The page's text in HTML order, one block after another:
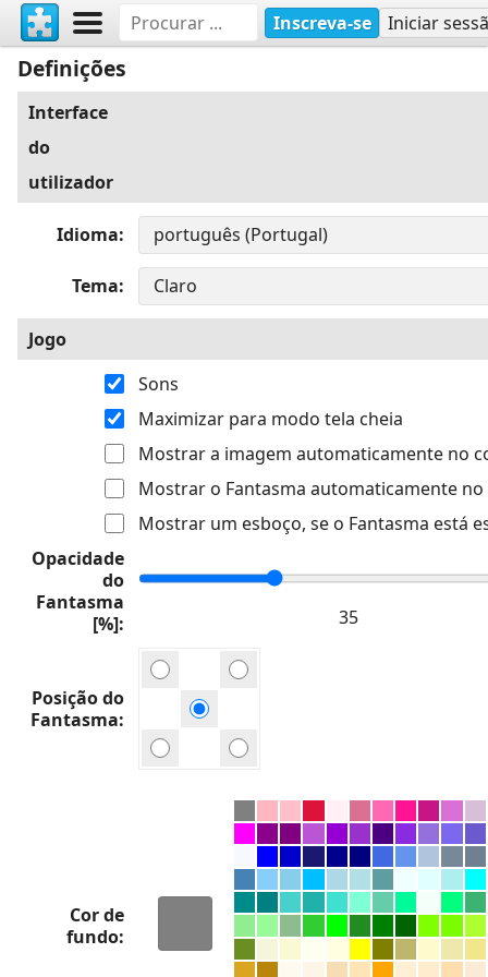
Inscreva-se Iniciar
Definições
Interface
do
utilizador
Idioma
Tema
Jogo
Sons
Maximizar para modo tela cheia
Mostrar a imagem automaticamente no
Mostrar o Fantasma automaticamente no
Mostrar um esboço, se o Fantasma está
Opacidade
do
Fantasma
[%]
Posição do
Fantasma
Cor de
fundo